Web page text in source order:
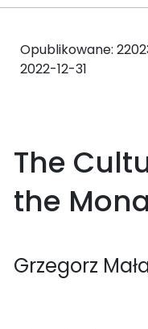
Opublikowane: 2
2022-12-31
The
the
Grzegorz